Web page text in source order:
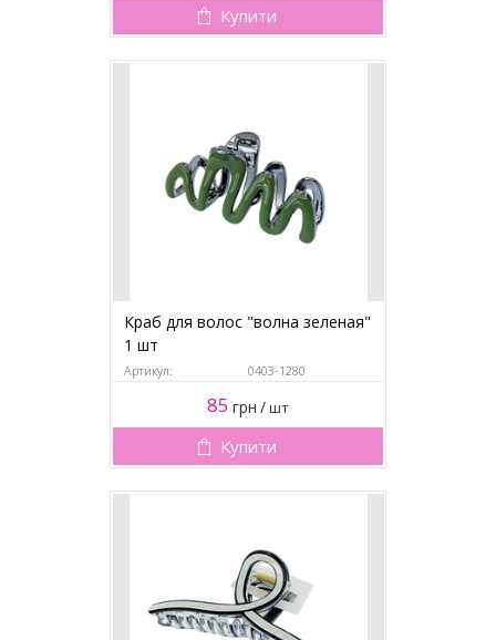
Купити
Краб для волос "волна зеленая"
1 шт
Артикул: 0403-1280
85 грн /шт
Купити